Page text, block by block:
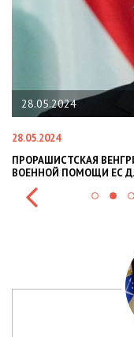
28.05.2024
28.05.2024
ПРОРАШИСТСКАЯ
ВОЕННОЙ ПОМОЩИ ЕС